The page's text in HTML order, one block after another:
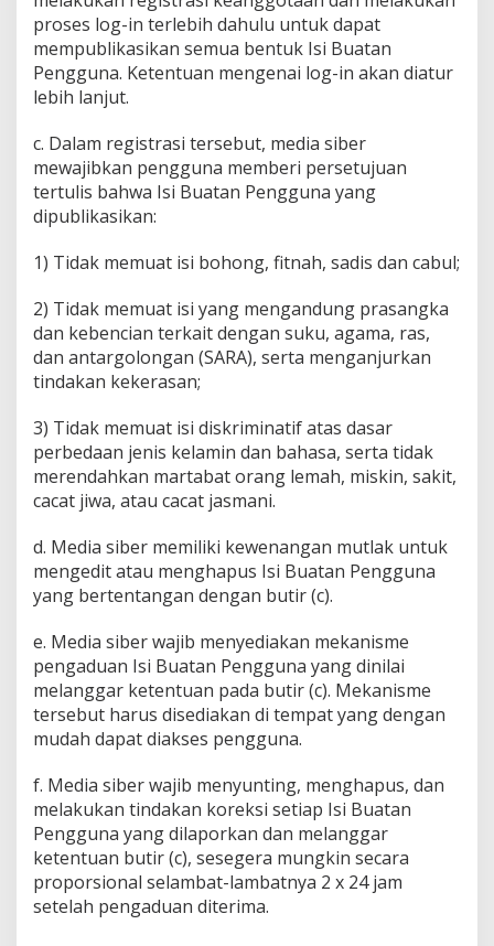
proses log-in terlebih dahulu untuk dapat
mempublikasikan semua bentuk Isi Buatan
Pengguna. Ketentuan mengenai log-in akan diatur
lebih lanjut.
c. Dalam registrasi tersebut, media siber
mewajibkan pengguna memberi persetujuan
tertulis bahwa Isi Buatan Pengguna yang
dipublikasikan:
1) Tidak memuat isi bohong, fitnah, sadis dan cabul;
2) Tidak memuat isi yang mengandung prasangka
dan kebencian terkait dengan suku, agama, ras,
dan antargolongan (SARA), serta menganjurkan
tindakan kekerasan;
3) Tidak memuat isi diskriminatif atas dasar
perbedaan jenis kelamin dan bahasa, serta tidak
merendahkan martabat orang lemah, miskin, sakit,
cacat jiwa, atau cacat jasmani.
d. Media siber memiliki kewenangan mutlak untuk
mengedit atau menghapus Isi Buatan Pengguna
yang bertentangan dengan butir (c).
e. Media siber wajib menyediakan mekanisme
pengaduan Isi Buatan Pengguna yang dinilai
melanggar ketentuan pada butir (c). Mekanisme
tersebut harus disediakan di tempat yang dengan
mudah dapat diakses pengguna.
f. Media siber wajib menyunting, menghapus, dan
melakukan tindakan koreksi setiap Isi Buatan
Pengguna yang dilaporkan dan melanggar
ketentuan butir (c), sesegera mungkin secara
proporsional selambat-lambatnya 2 x 24 jam
setelah pengaduan diterima.